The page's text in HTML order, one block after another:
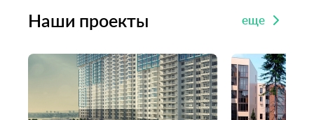
Наши проекты еще